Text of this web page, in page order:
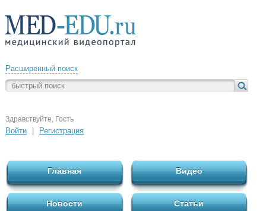
Расширенный поиск
Здравствуйте, Гость
Войти Регистрация
Главная Видео
Новости Статьи